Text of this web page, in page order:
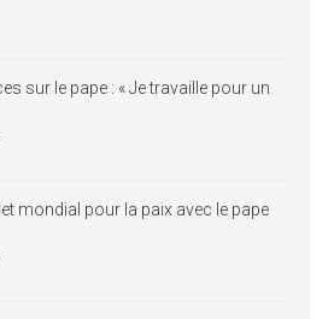
sur le pape : « Je travaille pour un
mondial pour la paix avec le pape